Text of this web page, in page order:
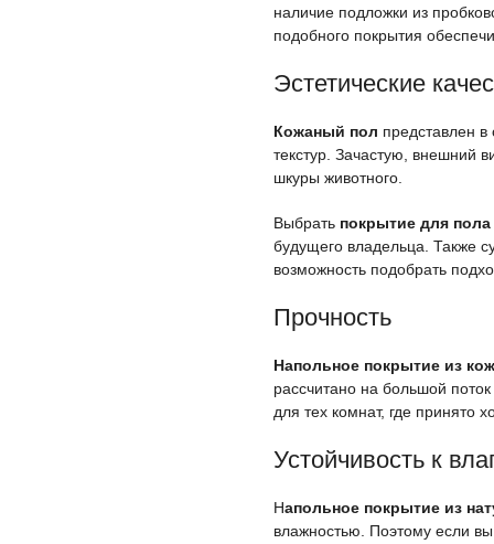
наличие подложки из
подобного покрытия
Эстетические
Кожаный пол представлен
текстур. Зачастую, внешний
шкуры животного.
Выбрать покрытие для
будущего владельца. Также
возможность подобрать
Прочность
Напольное покрытие из
рассчитано на большой
для тех комнат, где принято
Устойчивость к
Напольное покрытие из
влажностью. Поэтому если